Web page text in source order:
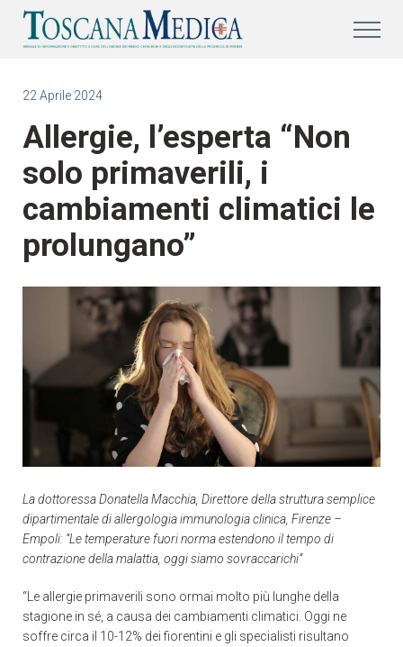
22 Aprile 2024
Allergie, l’esperta “Non
solo primaverili, i
cambiamenti climatici le
prolungano”
La dottoressa Donatella Macchia, Direttore della struttura semplice
dipartimentale di allergologia immunologia clinica, Firenze –
Empoli: “Le temperature fuori norma estendono il tempo di
contrazione della malattia, oggi siamo sovraccarichi”
“Le allergie primaverili sono ormai molto più lunghe della
stagione in sé, a causa dei cambiamenti climatici. Oggi ne
soffre circa il 10-12% dei fiorentini e gli specialisti risultano